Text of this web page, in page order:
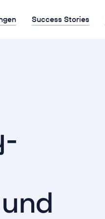
Success Stories